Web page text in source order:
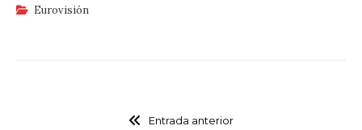
Eurovisión
Entrada anterior